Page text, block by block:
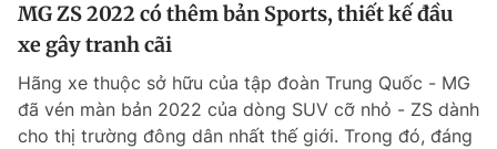
MG ZS 2022 có thêm bản Sports, thiết kế đầu
xe gây tranh cãi
Hãng xe thuộc sở hữu của tập đoàn Trung Quốc - MG
đã vén màn bản 2022 của dòng SUV cỡ nhỏ - ZS dành
cho thị trường đông dân nhất thế giới. Trong đó, đáng